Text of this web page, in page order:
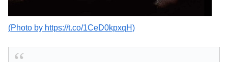
(Photo by https://t.co/1CeD0kpxqH)